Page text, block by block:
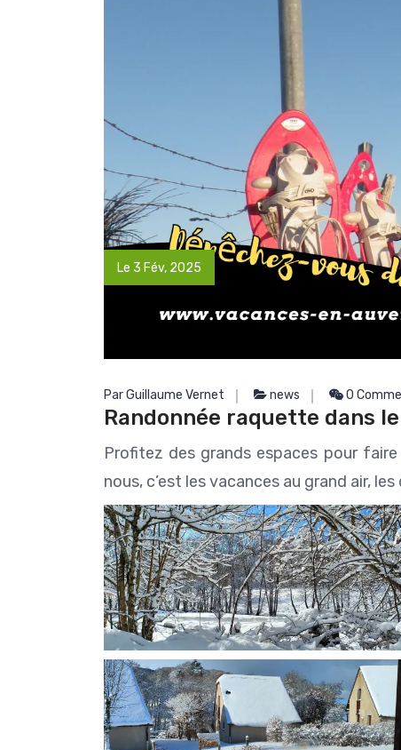
Le 3 Fév, 2025
Par Guillaume Vernet news 0
Randonnée raquette dans
Profitez des grands espaces pour
nous, c’est les vacances au grand air,
Gîte confortable, propre,
dans un cadre des plus
invités. Généreuse sur les
adresses, elle est
rendre service.
Guillaume est fait du
mais il en fait toujours plus
plaisir. Nous avons passé 4
rêve. Prêts à revenir à la
occasion. Merci encore à
trois (il ne faut pas
descendance qui